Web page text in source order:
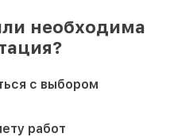
необходима
с выбором
работ